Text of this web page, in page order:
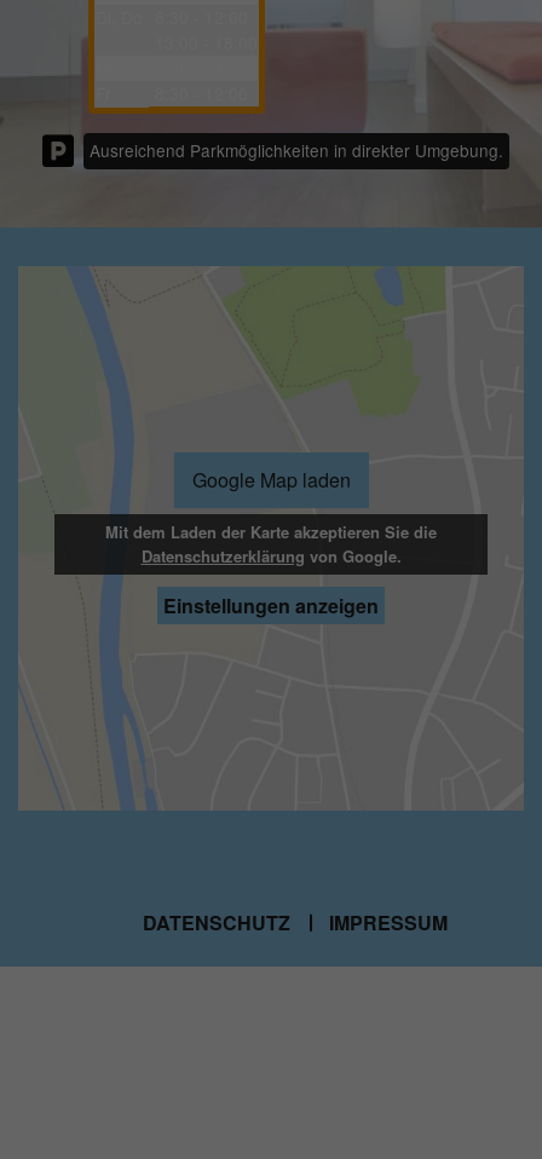
Ausreichend Parkmöglichkeiten in direkter Umgebung.
Google Map laden
Mit dem Laden der Karte akzeptieren Sie die
Datenschutzerklärung von Google.
Einstellungen anzeigen
DATENSCHUTZ IMPRESSUM